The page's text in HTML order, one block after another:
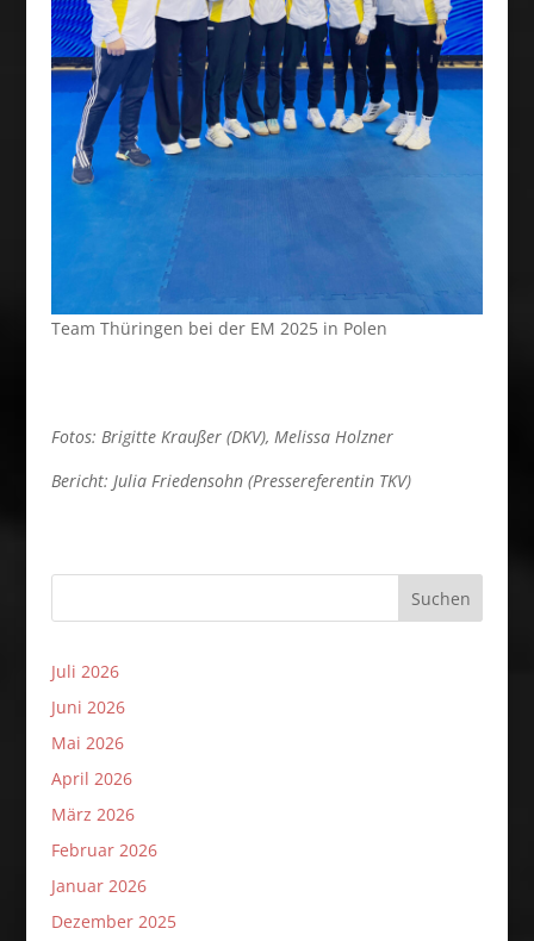
Team Thüringen bei der EM 2025 in Polen
Fotos: Brigitte Kraußer (DKV), Melissa Holzner
Bericht: Julia Friedensohn (Pressereferentin TKV)
Suchen
Juli 2026
Juni 2026
Mai 2026
April 2026
März 2026
Februar 2026
Januar 2026
Dezember 2025